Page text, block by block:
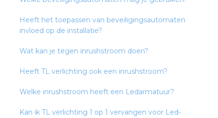
Heeft het toepassen van beveiligingsautomaten
invloed op de installatie?
Wat kan je tegen inrushstroom doen?
Heeft TL verlichting ook een inrushstroom?
Welke inrushstroom heeft een Ledarmatuur?
Kan ik TL verlichting 1 op 1 vervangen voor Led-
waarde